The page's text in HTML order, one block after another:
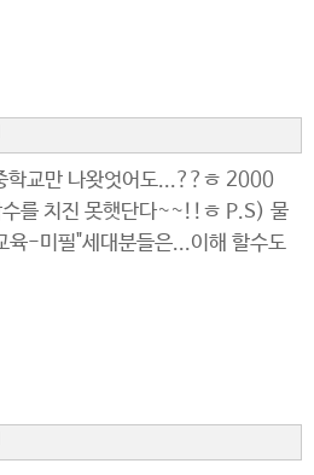
학교만 나왓엇어도...??ㅎ 2000
를 치진 못햇단다~~!!ㅎ P.S) 물
-미필"세대분들은...이해 할수도